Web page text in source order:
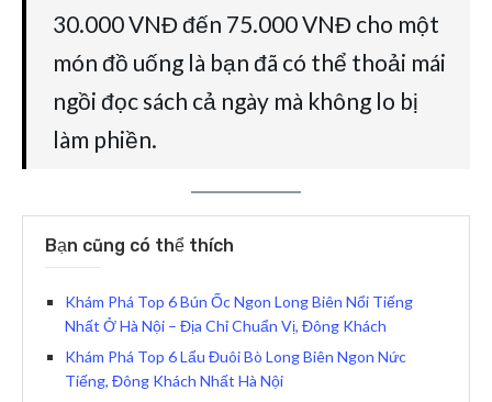
30.000 VNĐ đến 75.000 VNĐ cho một
món đồ uống là bạn đã có thể thoải mái
ngồi đọc sách cả ngày mà không lo bị
làm phiền.
Bạn cũng có thể thích
Khám Phá Top 6 Bún Ốc Ngon Long Biên Nổi Tiếng
Nhất Ở Hà Nội – Địa Chỉ Chuẩn Vị, Đông Khách
Khám Phá Top 6 Lẩu Đuôi Bò Long Biên Ngon Nức
Tiếng, Đông Khách Nhất Hà Nội